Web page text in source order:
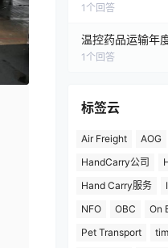
1 个回答
温控药品运输年
1 个回答
标签云
Air Freight AOG
HandCarry公司
Hand Carry服务
NFO
OBC
On
Pet Transport